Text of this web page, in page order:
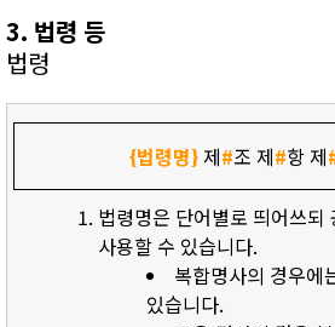
3. 법령 등
법령
{법령명}제#조 제#항 제
법령명은 단어별로 띄어쓰되
사용할 수 있습니다.
복합명사의 경우에
있습니다.